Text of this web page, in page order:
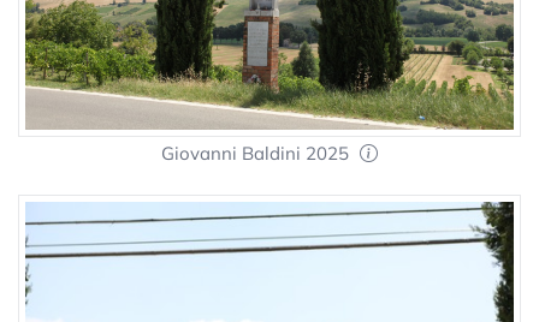
Giovanni Baldini 2025